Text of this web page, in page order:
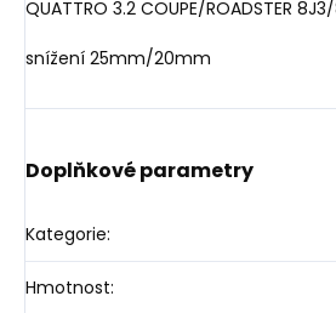
QUATTRO 3.2 COUPE/ROADSTER
snížení 25mm/20mm
Doplňkové parametry
Kategorie:
Hmotnost: